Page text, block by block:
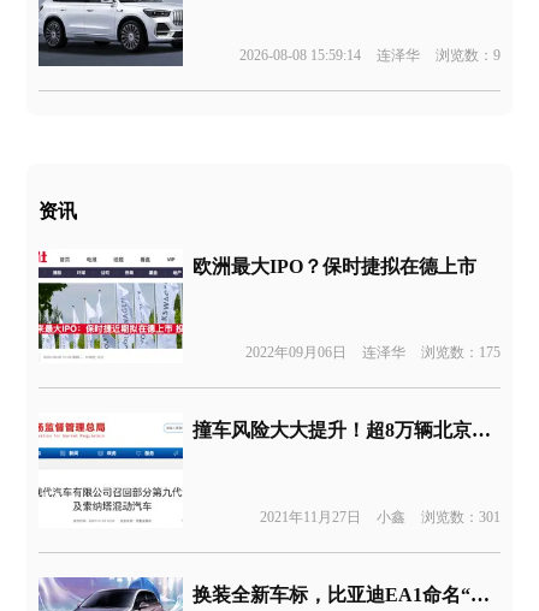
2026-08-08 15:59:14 连泽华 浏览数：9
资讯
欧洲最大IPO？保时捷拟在德上市
2022年09月06日 连泽华 浏览数：175
撞车风险大大提升！超8万辆北京现代索纳塔召回
2021年11月27日 小鑫 浏览数：301
换装全新车标，比亚迪EA1命名“海豚”